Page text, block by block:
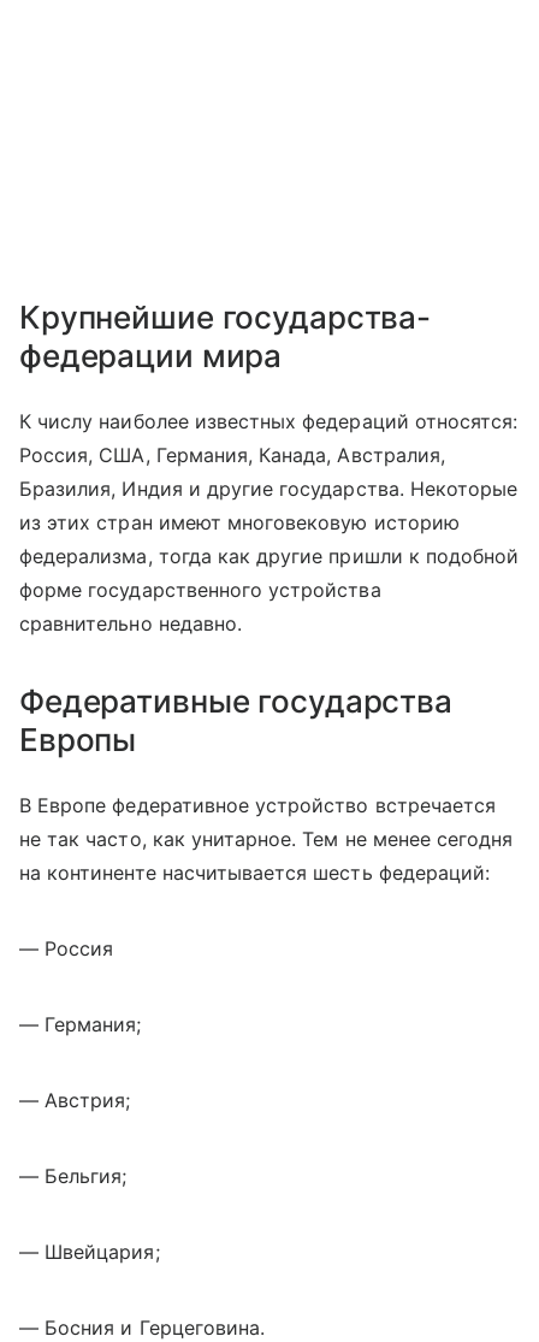
Крупнейшие государства-
федерации мира
К числу наиболее известных федераций относятся:
Россия, США, Германия, Канада, Австралия,
Бразилия, Индия и другие государства. Некоторые
из этих стран имеют многовековую историю
федерализма, тогда как другие пришли к подобной
форме государственного устройства
сравнительно недавно.
Федеративные государства
Европы
В Европе федеративное устройство встречается
не так часто, как унитарное. Тем не менее сегодня
на континенте насчитывается шесть федераций:
— Россия
— Германия;
— Австрия;
— Бельгия;
— Швейцария;
— Босния и Герцеговина.